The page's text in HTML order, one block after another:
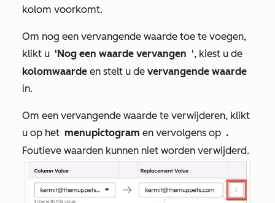
kolom voorkomt.
Om nog een vervangende waarde toe te voegen,
klikt u 'Nog een waarde vervangen ', kiest u de
kolomwaarde en stelt u de vervangende waarde
in.
Om een vervangende waarde te verwijderen, klikt
u op het menupictogram en vervolgens op .
Foutieve waarden kunnen niet worden verwijderd.